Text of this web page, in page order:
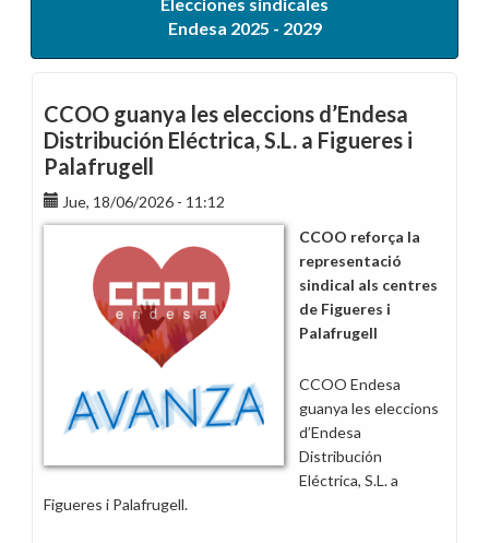
Endesa 2025 - 2029
CCOO guanya les eleccions d’Endesa
Distribución Eléctrica, S.L. a Figueres i
Palafrugell
Jue, 18/06/2026 - 11:12
CCOO reforça la
representació
sindical als centres
de Figueres i
Palafrugell
CCOO Endesa
guanya les eleccions
d’Endesa
Distribución
Eléctrica, S.L. a
Figueres i Palafrugell.